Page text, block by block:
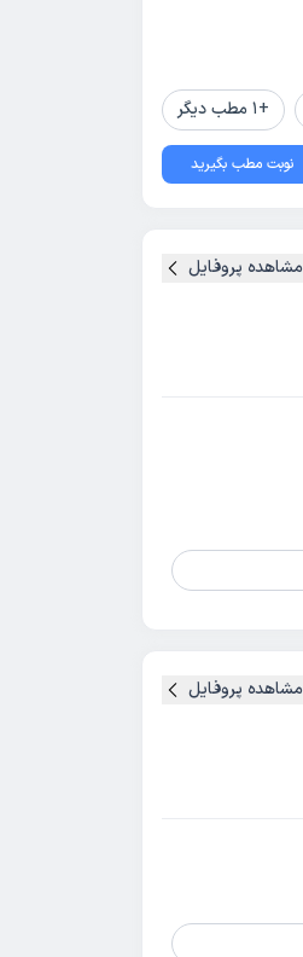
+
1 مطب دیگر
نوبت مطب بگیرید
مشاهده پروفایل
مشاهده پروفایل